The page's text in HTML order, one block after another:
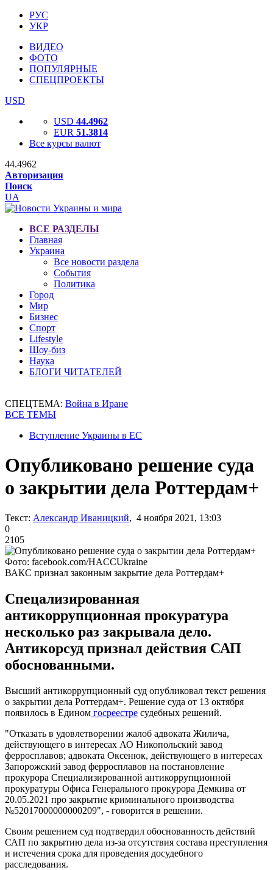
РУС
УКР
ВИДЕО
ФОТО
ПОПУЛЯРНЫЕ
СПЕЦПРОЕКТЫ
USD
USD 44.4962
EUR 51.3814
Все курсы валют
44.4962
Авторизация
Поиск
UA
ВСЕ РАЗДЕЛЫ
Главная
Украина
Все новости раздела
События
Политика
Город
Мир
Бизнес
Спорт
Lifestyle
Шоу-биз
Наука
БЛОГИ ЧИТАТЕЛЕЙ
СПЕЦТЕМА: Война в Иране
ВСЕ ТЕМЫ
Вступление Украины в ЕС
Опубликовано решение суда
о закрытии дела Роттердам+
Текст: Александр Иваницкий, 4 ноября 2021, 13:03
0
2105
Фото: facebook.com/HACCUkraine
ВАКС признал законным закрытие дела Роттердам+
Спецализированная
антикоррупционная прокуратура
несколько раз закрывала дело.
Антикорсуд признал действия САП
обоснованными.
Высший антикоррупционный суд опубликовал текст решения
о закрытии дела Роттердам+. Решение суда от 13 октября
появилось в Едином госреестре судебных решений.
"Отказать в удовлетворении жалоб адвоката Жилича,
действующего в интересах АО Никопольский завод
ферросплавов; адвоката Оксенюк, действующего в интересах
Запорожский завод ферросплавов на постановление
прокурора Специализированной антикоррупционной
прокуратуры Офиса Генерального прокурора Демкива от
20.05.2021 про закрытие криминального производства
№52017000000000209", - говорится в решении.
Своим решением суд подтвердил обоснованность действий
САП по закрытию дела из-за отсутствия состава преступления
и истечения срока для проведения досудебного
расследования.